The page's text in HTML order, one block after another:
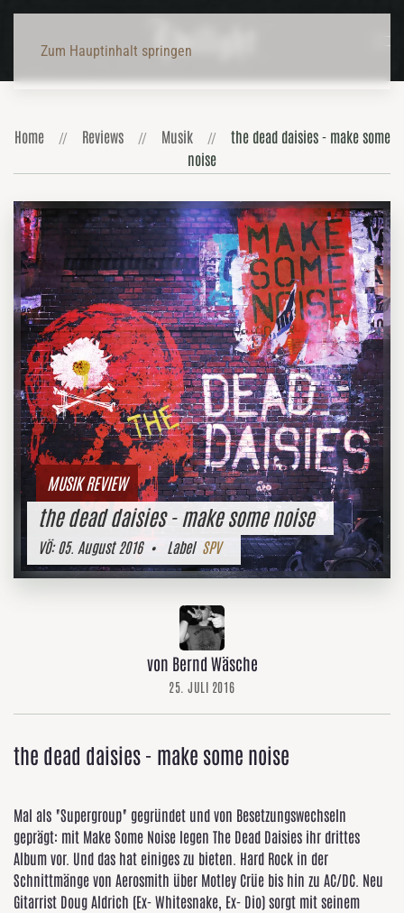
Zum Hauptinhalt springen
Home Reviews Musik
the dead daisies - make some
noise
MUSIK REVIEW
the dead daisies - make some noise
VÖ:05. August 2016• Label SPV
von Bernd Wäsche
25. JULI 2016
the dead daisies - make some noise
Mal als "Supergroup" gegründet und von Besetzungswechseln
geprägt: mit Make Some Noise legen The Dead Daisies ihr drittes
Album vor. Und das hat einiges zu bieten. Hard Rock in der
Schnittmänge von Aerosmith über Motley Crüe bis hin zu AC/DC. Neu
Gitarrist Doug Aldrich (Ex- Whitesnake, Ex- Dio) sorgt mit seinem